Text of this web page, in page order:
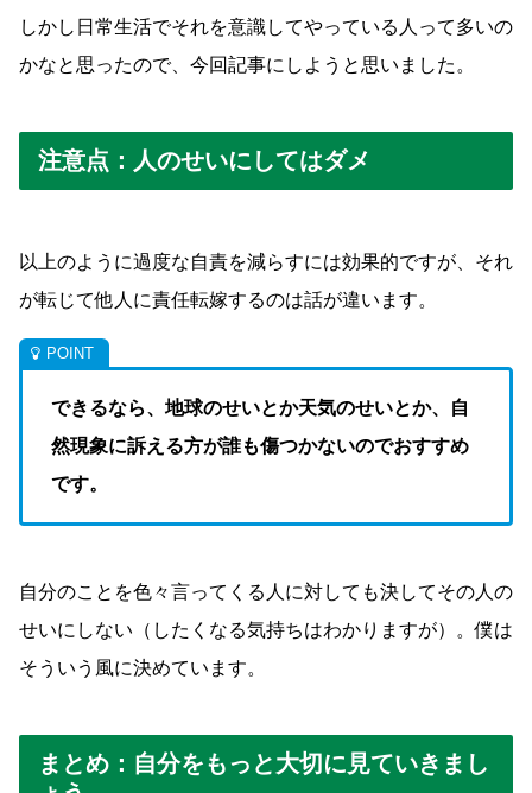
しかし日常生活でそれを意識してやっている人って多いの
かなと思ったので、今回記事にしようと思いました。
注意点：人のせいにしてはダメ
以上のように過度な自責を減らすには効果的ですが、それ
が転じて他人に責任転嫁するのは話が違います。
できるなら、地球のせいとか天気のせいとか、自
然現象に訴える方が誰も傷つかないのでおすすめ
です。
自分のことを色々言ってくる人に対しても決してその人の
せいにしない（したくなる気持ちはわかりますが）。僕は
そういう風に決めています。
まとめ：自分をもっと大切に見ていきまし